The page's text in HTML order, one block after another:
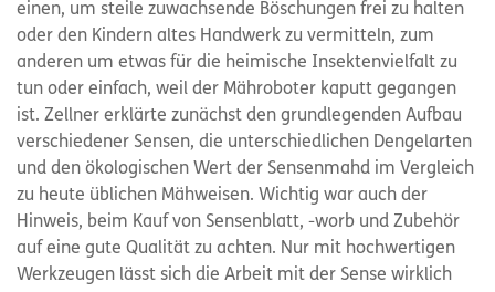
einen, um steile zuwachsende Böschungen frei zu halten
oder den Kindern altes Handwerk zu vermitteln, zum
anderen um etwas für die heimische Insektenvielfalt zu
tun oder einfach, weil der Mähroboter kaputt gegangen
ist. Zellner erklärte zunächst den grundlegenden Aufbau
verschiedener Sensen, die unterschiedlichen Dengelarten
und den ökologischen Wert der Sensenmahd im Vergleich
zu heute üblichen Mähweisen. Wichtig war auch der
Hinweis, beim Kauf von Sensenblatt, -worb und Zubehör
auf eine gute Qualität zu achten. Nur mit hochwertigen
Werkzeugen lässt sich die Arbeit mit der Sense wirklich